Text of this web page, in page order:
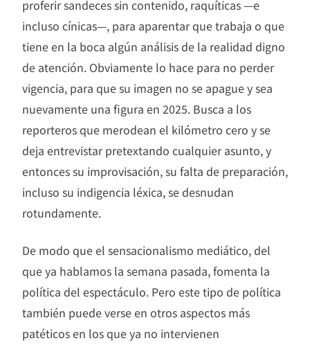
proferir sandeces sin contenido, raquíticas —e
incluso cínicas—, para aparentar que trabaja o que
tiene en la boca algún análisis de la realidad digno
de atención. Obviamente lo hace para no perder
vigencia, para que su imagen no se apague y sea
nuevamente una figura en 2025. Busca a los
reporteros que merodean el kilómetro cero y se
deja entrevistar pretextando cualquier asunto, y
entonces su improvisación, su falta de preparación,
incluso su indigencia léxica, se desnudan
rotundamente.
De modo que el sensacionalismo mediático, del
que ya hablamos la semana pasada, fomenta la
política del espectáculo. Pero este tipo de política
también puede verse en otros aspectos más
patéticos en los que ya no intervienen